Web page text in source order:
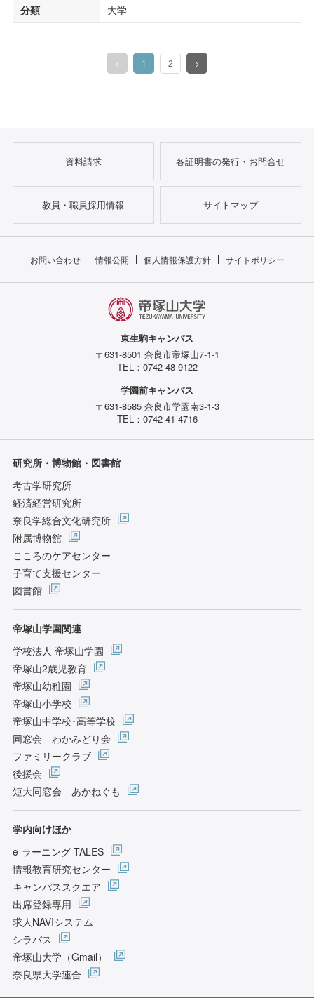
分類
大学
< 1
（このページ）
2 >
資料請求 各証明書の発行・お問合せ
教員・職員採用情報 サイトマップ
お問い合わせ 情報公開 個人情報保護方針 サイトポリシー
東生駒キャンパス
〒631-8501 奈良市帝塚山7-1-1
TEL：0742-48-9122
学園前キャンパス
〒631-8585 奈良市学園南3-1-3
TEL：0742-41-4716
研究所・博物館・図書館
考古学研究所
経済経営研究所
奈良学総合文化研究所
附属博物館
こころのケアセンター
子育て支援センター
図書館
帝塚山学園関連
学校法人 帝塚山学園
帝塚山2歳児教育
帝塚山幼稚園
帝塚山小学校
帝塚山中学校･高等学校
同窓会 わかみどり会
ファミリークラブ
後援会
短大同窓会 あかねぐも
学内向けほか
e-ラーニング TALES
情報教育研究センター
キャンパススクエア
出席登録専用
求人NAVIシステム
シラバス
帝塚山大学（Gmail）
奈良県大学連合